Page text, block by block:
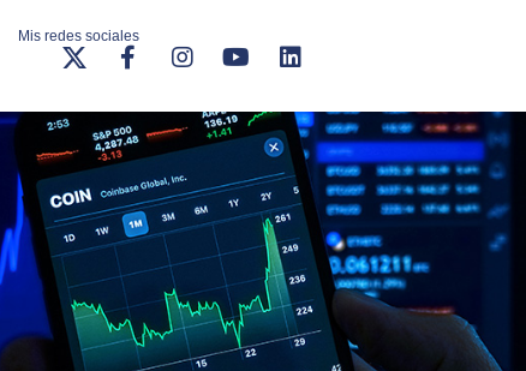
Mis redes sociales